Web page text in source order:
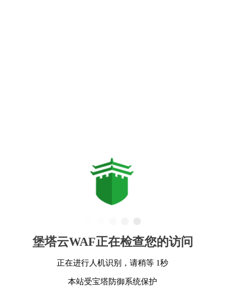
堡塔云WAF正在检查您的访问
正在进行人机识别，请稍等 1秒
本站受宝塔防御系统保护